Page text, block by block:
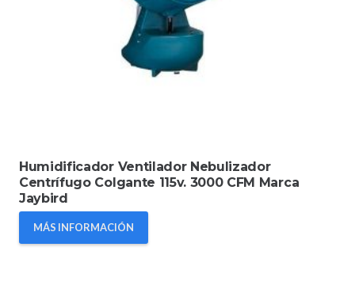
Humidificador Ventilador Nebulizador
Centrífugo Colgante 115v. 3000 CFM Marca
Jaybird
MÁS INFORMACIÓN